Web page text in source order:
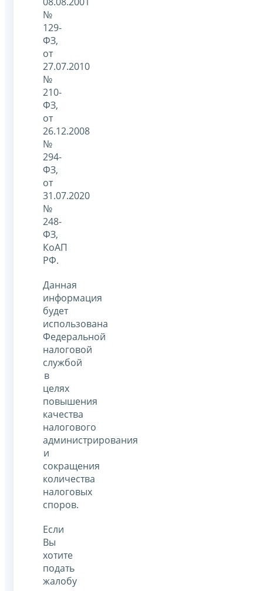
№
129-
ФЗ,
от
27.07.2010
№
210-
ФЗ,
от
26.12.2008
№
294-
ФЗ,
от
31.07.2020
№
248-
ФЗ,
КоАП
РФ.
Данная
информация
будет
использована
Федеральной
налоговой
службой
в
целях
повышения
качества
налогового
администрирования
и
сокращения
количества
налоговых
споров.
Если
Вы
хотите
подать
жалобу